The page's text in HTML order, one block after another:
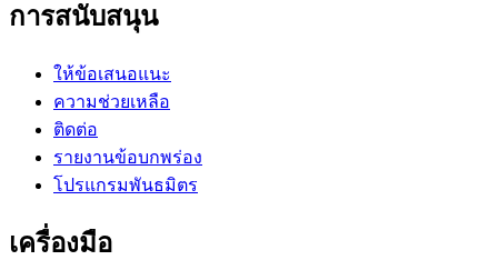
การสนับสนุน
ให้ข้อเสนอแนะ
ความช่วยเหลือ
ติดต่อ
รายงานข้อบกพร่อง
โปรแกรมพันธมิตร
เครื่องมือ